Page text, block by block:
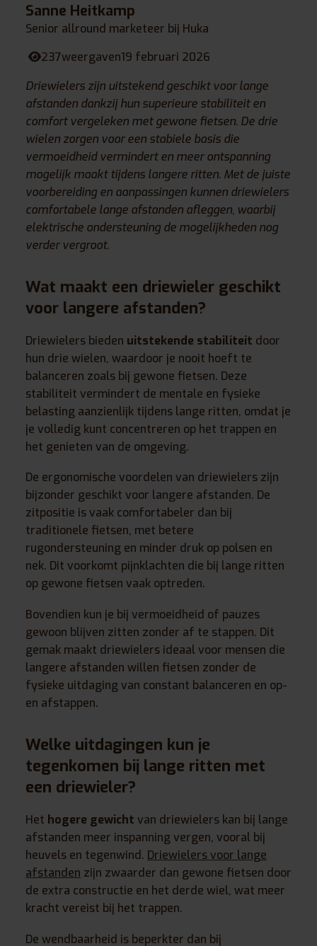
Sanne Heitkamp
Senior allround marketeer bij Huka
237weergaven19 februari 2026
Driewielers zijn uitstekend geschikt voor lange
afstanden dankzij hun superieure stabiliteit en
comfort vergeleken met gewone fietsen. De drie
wielen zorgen voor een stabiele basis die
vermoeidheid vermindert en meer ontspanning
mogelijk maakt tijdens langere ritten. Met de juiste
voorbereiding en aanpassingen kunnen driewielers
comfortabele lange afstanden afleggen, waarbij
elektrische ondersteuning de mogelijkheden nog
verder vergroot.
Wat maakt een driewieler geschikt
voor langere afstanden?
Driewielers bieden uitstekende stabiliteit door
hun drie wielen, waardoor je nooit hoeft te
balanceren zoals bij gewone fietsen. Deze
stabiliteit vermindert de mentale en fysieke
belasting aanzienlijk tijdens lange ritten, omdat je
je volledig kunt concentreren op het trappen en
het genieten van de omgeving.
De ergonomische voordelen van driewielers zijn
bijzonder geschikt voor langere afstanden. De
zitpositie is vaak comfortabeler dan bij
traditionele fietsen, met betere
rugondersteuning en minder druk op polsen en
nek. Dit voorkomt pijnklachten die bij lange ritten
op gewone fietsen vaak optreden.
Bovendien kun je bij vermoeidheid of pauzes
gewoon blijven zitten zonder af te stappen. Dit
gemak maakt driewielers ideaal voor mensen die
langere afstanden willen fietsen zonder de
fysieke uitdaging van constant balanceren en op-
en afstappen.
Welke uitdagingen kun je
tegenkomen bij lange ritten met
een driewieler?
Het hogere gewicht van driewielers kan bij lange
afstanden meer inspanning vergen, vooral bij
heuvels en tegenwind. Driewielers voor lange
afstanden zijn zwaarder dan gewone fietsen door
de extra constructie en het derde wiel, wat meer
kracht vereist bij het trappen.
De wendbaarheid is beperkter dan bij